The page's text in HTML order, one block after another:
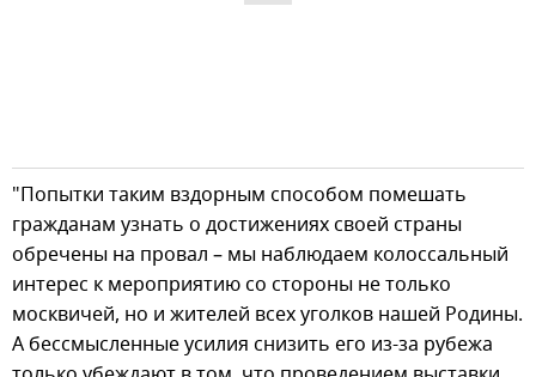
"Попытки таким вздорным способом помешать
гражданам узнать о достижениях своей страны
обречены на провал – мы наблюдаем колоссальный
интерес к мероприятию со стороны не только
москвичей, но и жителей всех уголков нашей Родины.
А бессмысленные усилия снизить его из-за рубежа